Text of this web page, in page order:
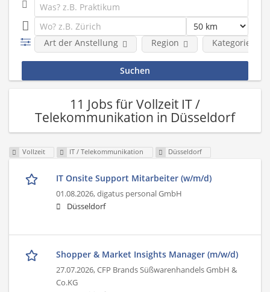
Art der Anstellung Region Kategorie
11 Jobs für Vollzeit IT /
Telekommunikation in Düsseldorf
Vollzeit IT / Telekommunikation Düsseldorf
IT Onsite Support Mitarbeiter (w/m/d)
01.08.2026,digatus personal GmbH
Düsseldorf
Shopper & Market Insights Manager (m/w/d)
27.07.2026,CFP Brands Süßwarenhandels GmbH &
Co.KG